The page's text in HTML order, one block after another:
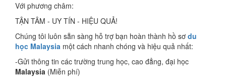
Với phương châm:
TẬN TÂM - UY TÍN - HIỆU QUẢ!
Chúng tôi luôn sẵn sàng hỗ trợ bạn hoàn thành hồ sơ du
học Malaysia một cách nhanh chóng và hiệu quả nhất:
-Gửi thông tin các trường trung học, cao đẳng, đại học
Malaysia (Miễn phí)